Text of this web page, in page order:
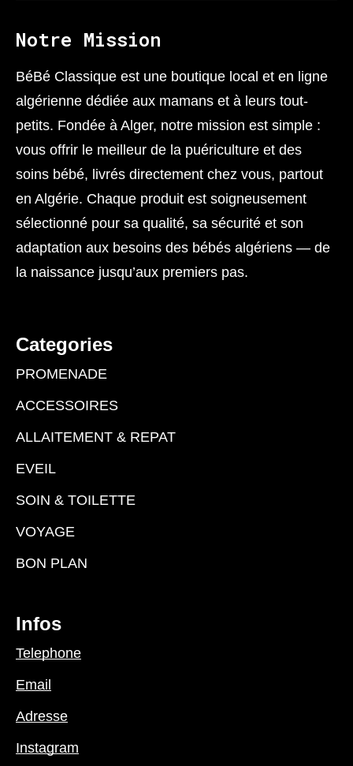
Notre Mission
BéBé Classique est une boutique local et en ligne
algérienne dédiée aux mamans et à leurs tout-
petits. Fondée à Alger, notre mission est simple :
vous offrir le meilleur de la puériculture et des
soins bébé, livrés directement chez vous, partout
en Algérie. Chaque produit est soigneusement
sélectionné pour sa qualité, sa sécurité et son
adaptation aux besoins des bébés algériens — de
la naissance jusqu’aux premiers pas.
Categories
PROMENADE
ACCESSOIRES
ALLAITEMENT & REPAT
EVEIL
SOIN & TOILETTE
VOYAGE
BON PLAN
Infos
Telephone
Email
Adresse
Instagram